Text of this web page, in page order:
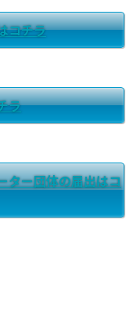
コチラ
ラ
ター団体の届出はコ